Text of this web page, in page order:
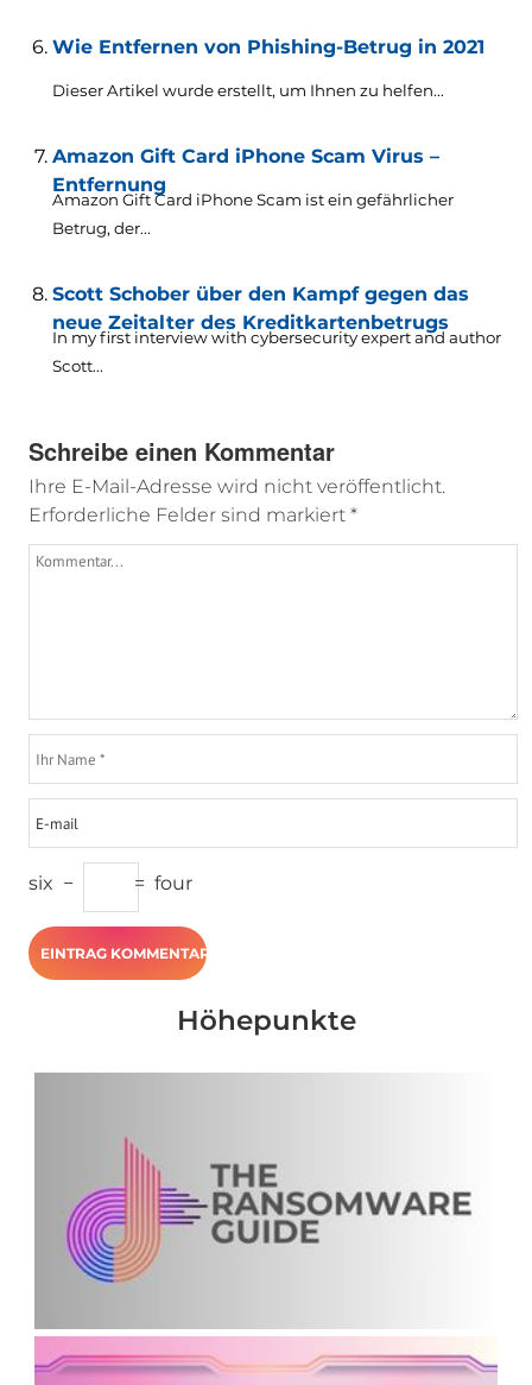
Wie Entfernen von Phishing-Betrug in 2021
Dieser Artikel wurde erstellt, um Ihnen zu helfen...
Amazon Gift Card iPhone Scam Virus –
Entfernung
Amazon Gift Card iPhone Scam ist ein gefährlicher
Betrug, der...
Scott Schober über den Kampf gegen das
neue Zeitalter des Kreditkartenbetrugs
In my first interview with cybersecurity expert and author
Scott...
Schreibe einen Kommentar
Ihre E-Mail-Adresse wird nicht veröffentlicht.
Erforderliche Felder sind markiert *
six − = four
Höhepunkte